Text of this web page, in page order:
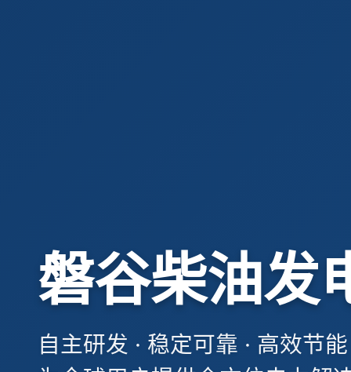
磐谷柴油发
自主研发 · 稳定可靠 · 高效节能